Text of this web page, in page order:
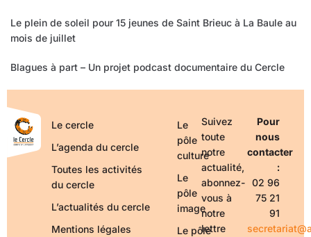
Le plein de soleil pour 15 jeunes de Saint Brieuc à La Baule au
mois de juillet
Blagues à part – Un projet podcast documentaire du Cercle
Le cercle
L’agenda du cercle
Toutes les activités
du cercle
L’actualités du cercle
Mentions légales
Le
pôle
culture
Le
pôle
image
Le pôle
Suivez
toute
notre
actualité,
abonnez-
vous à
notre
lettre
Pour
nous
contacter
:
02 96
75 21
91